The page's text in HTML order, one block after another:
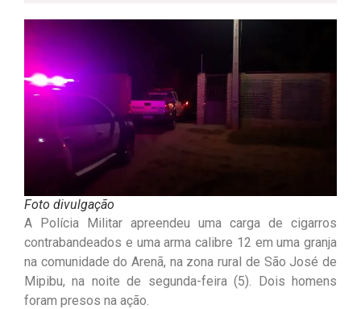
Foto divulgação
A Polícia Militar apreendeu uma carga de cigarros
contrabandeados e uma arma calibre 12 em uma granja
na comunidade do Arenã, na zona rural de São José de
Mipibu, na noite de segunda-feira (5). Dois homens
foram presos na ação.